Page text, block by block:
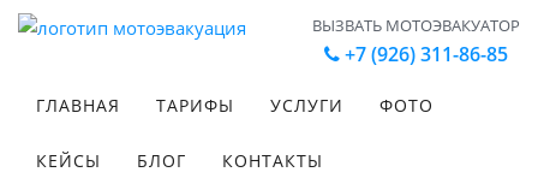
ВЫЗВАТЬ МОТОЭВАКУАТОР
+7 (926) 311-86-85
ГЛАВНАЯ ТАРИФЫ УСЛУГИ ФОТО
КЕЙСЫ БЛОГ КОНТАКТЫ
Главная Перевозки в Саратов